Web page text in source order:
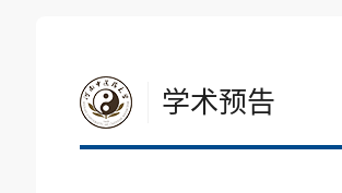
学术预告